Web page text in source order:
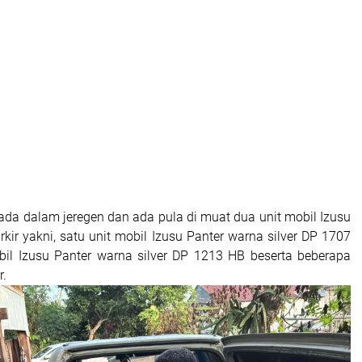
dalam jeregen dan ada pula di muat dua unit mobil Izusu
yakni, satu unit mobil Izusu Panter warna silver DP 1707
Izusu Panter warna silver DP 1213 HB beserta beberapa